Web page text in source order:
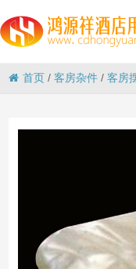
首页 /客房杂件 /客房